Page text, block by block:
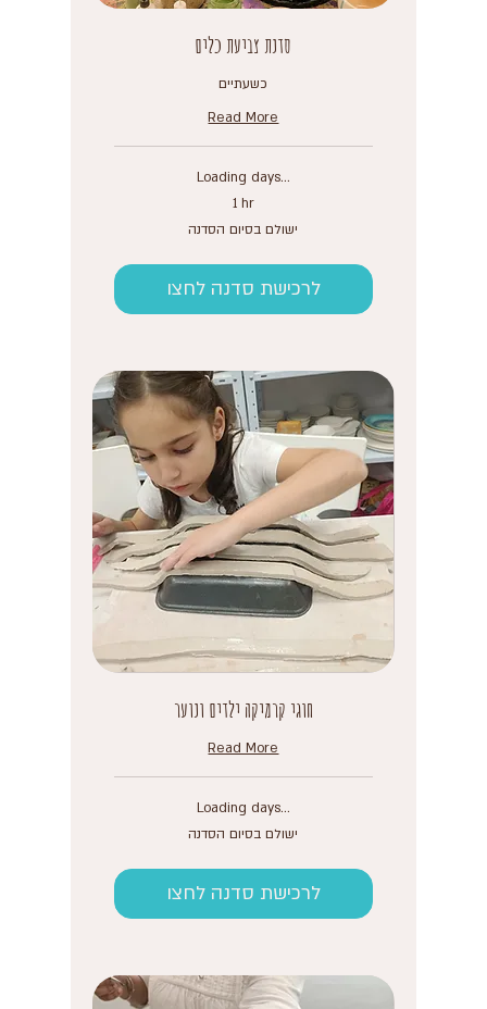
סדנת צביעת כלים
כשעתיים
Read More
Loading days...
1 hr
ישולם בסיום הסדנה
לרכישת סדנה לחצו
חוגי קרמיקה ילדים ונוער
Read More
Loading days...
ישולם בסיום הסדנה
לרכישת סדנה לחצו